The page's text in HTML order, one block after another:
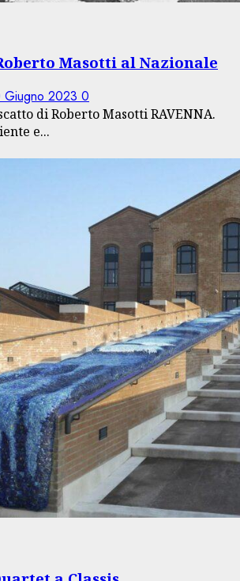
Masotti al Nazionale
Giugno 2023 0
di Roberto Masotti RAVENNA.
e...